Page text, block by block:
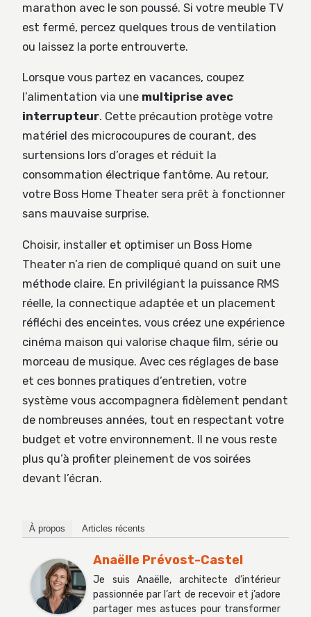
marathon avec le son poussé. Si votre meuble TV
est fermé, percez quelques trous de ventilation
ou laissez la porte entrouverte.
Lorsque vous partez en vacances, coupez
l’alimentation via une multiprise avec
interrupteur. Cette précaution protège votre
matériel des microcoupures de courant, des
surtensions lors d’orages et réduit la
consommation électrique fantôme. Au retour,
votre Boss Home Theater sera prêt à fonctionner
sans mauvaise surprise.
Choisir, installer et optimiser un Boss Home
Theater n’a rien de compliqué quand on suit une
méthode claire. En privilégiant la puissance RMS
réelle, la connectique adaptée et un placement
réfléchi des enceintes, vous créez une expérience
cinéma maison qui valorise chaque film, série ou
morceau de musique. Avec ces réglages de base
et ces bonnes pratiques d’entretien, votre
système vous accompagnera fidèlement pendant
de nombreuses années, tout en respectant votre
budget et votre environnement. Il ne vous reste
plus qu’à profiter pleinement de vos soirées
devant l’écran.
À propos Articles récents
Anaëlle Prévost-Castel
Je suis Anaëlle, architecte d’intérieur
passionnée par l’art de recevoir et j’adore
partager mes astuces pour transformer